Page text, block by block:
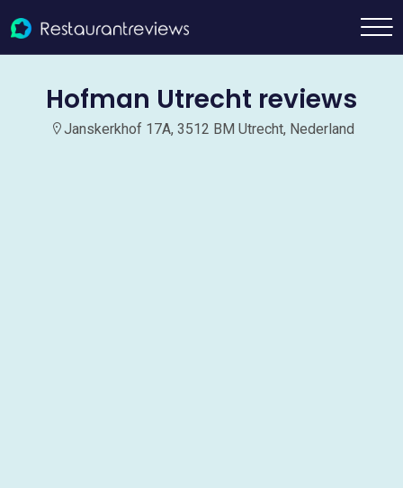
Hofman Utrecht reviews
Janskerkhof 17A, 3512 BM Utrecht, Nederland